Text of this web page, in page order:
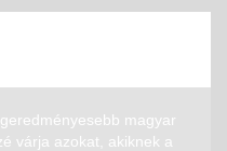
magyar
várja azokat, akiknek a